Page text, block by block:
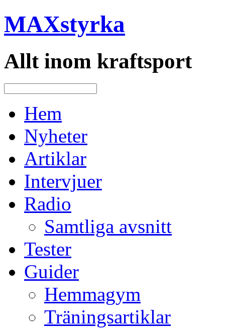
MAXstyrka
Allt inom kraftsport
Hem
Nyheter
Artiklar
Intervjuer
Radio
Samtliga avsnitt
Tester
Guider
Hemmagym
Träningsartiklar